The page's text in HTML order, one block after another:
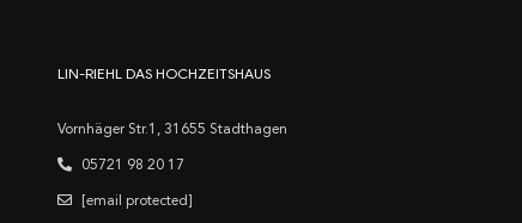
LIN-RIEHL DAS HOCHZEITSHAUS
Vornhäger Str.1, 31655 Stadthagen
05721 98 20 17
[email protected]